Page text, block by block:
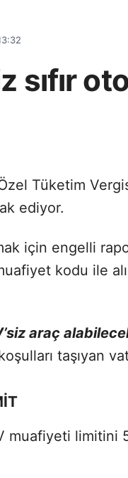
sıfır
Tüketim
ediyor.
için engelli
kodu ile
araç
taşıyan
muafiyeti limitini